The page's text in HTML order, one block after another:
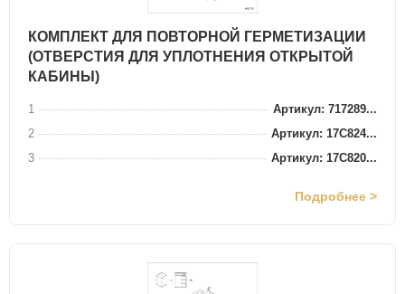
КОМПЛЕКТ ДЛЯ ПОВТОРНОЙ ГЕРМЕТИЗАЦИИ
(ОТВЕРСТИЯ ДЛЯ УПЛОТНЕНИЯ ОТКРЫТОЙ
КАБИНЫ)
1
Артикул: 717289...
2
Артикул: 17C824...
3
Артикул: 17C820...
Подробнее >